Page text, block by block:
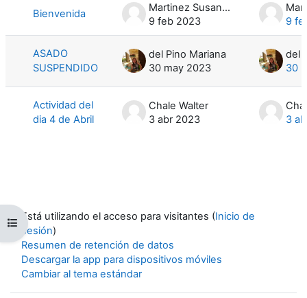
Abrir índice de cursos
Bienvenida
Martinez Susana B.
9 feb 2023
9
ASADO
SUSPENDIDO
del Pino Mariana
30 may 2023
del
30
Actividad del
dia 4 de Abril
Chale Walter
3 abr 2023
3
Está utilizando el acceso para visitantes (Inicio de
sesión)
Resumen de retención de datos
Descargar la app para dispositivos móviles
Cambiar al tema estándar